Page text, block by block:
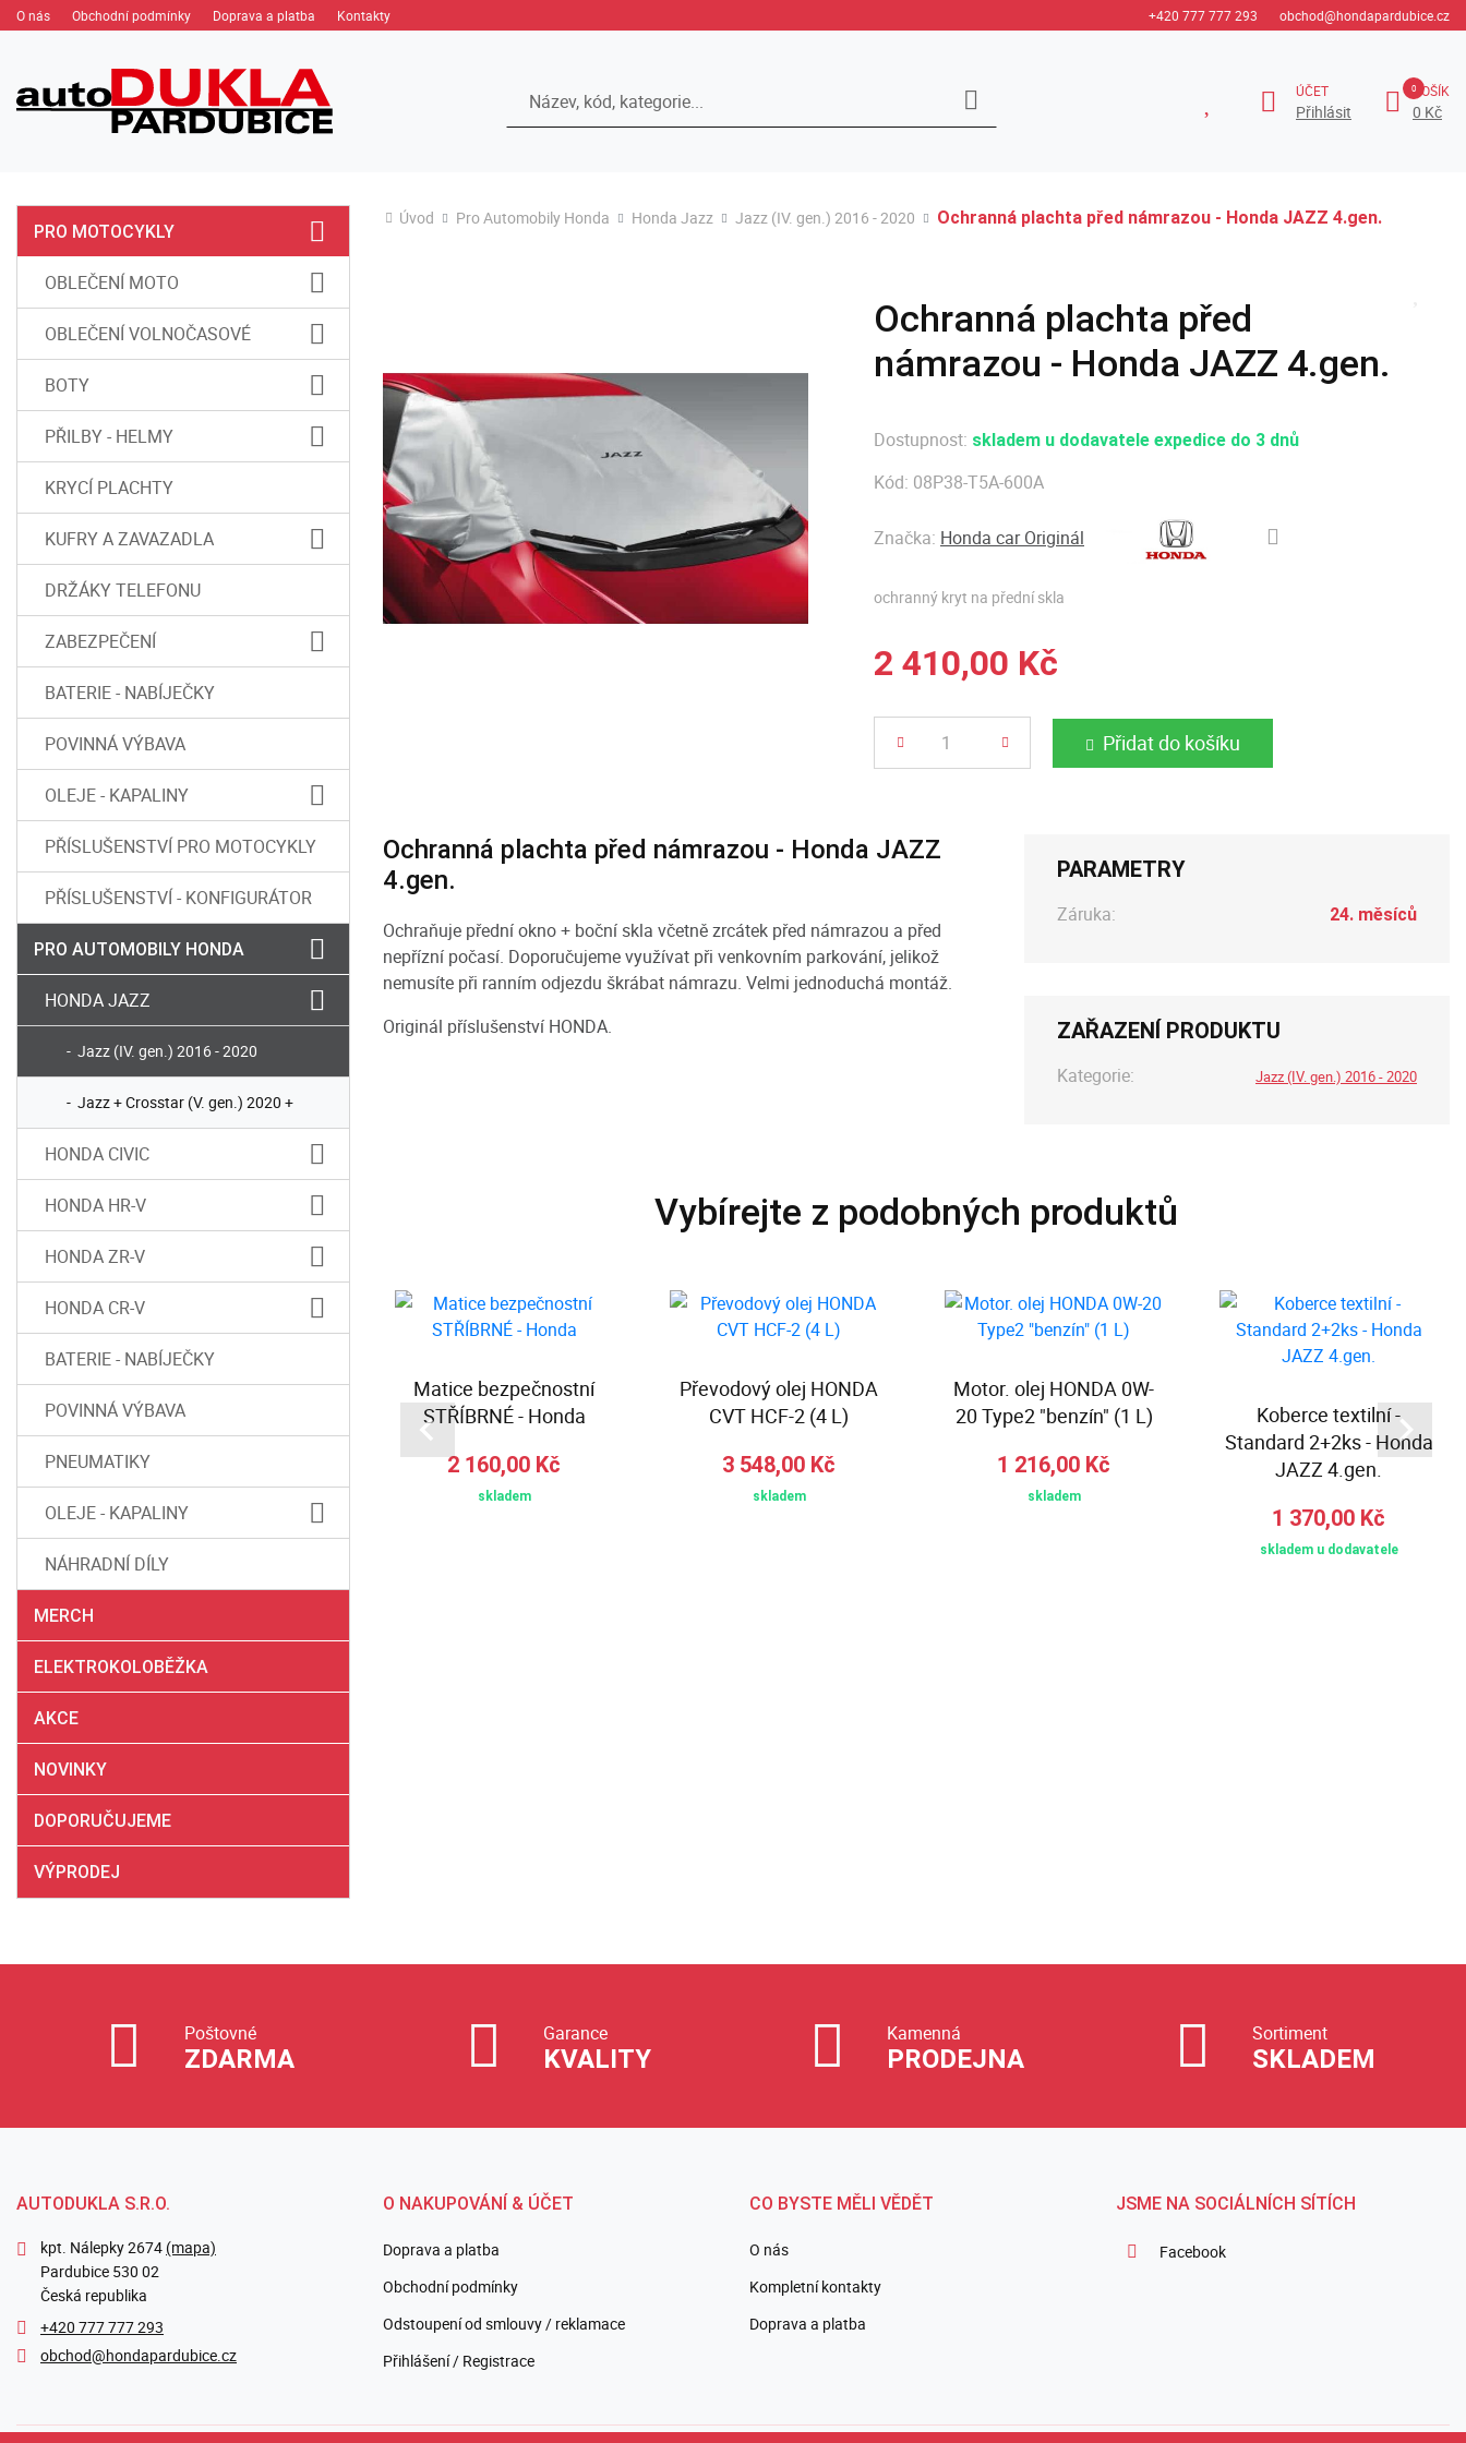
O nás Obchodní podmínky Doprava a platba Kontakty +420 777 777 293 obchod@hondapardubice.cz
ÚČET
Přihlásit
KOŠÍK
0 Kč
PRO MOTOCYKLY
OBLEČENÍ MOTO
OBLEČENÍ VOLNOČASOVÉ
BOTY
PŘILBY - HELMY
KRYCÍ PLACHTY
KUFRY A ZAVAZADLA
DRŽÁKY TELEFONU
ZABEZPEČENÍ
BATERIE - NABÍJEČKY
POVINNÁ VÝBAVA
OLEJE - KAPALINY
PŘÍSLUŠENSTVÍ PRO MOTOCYKLY
PŘÍSLUŠENSTVÍ - KONFIGURÁTOR
PRO AUTOMOBILY HONDA
HONDA JAZZ
Jazz (IV. gen.) 2016 - 2020
Jazz + Crosstar (V. gen.) 2020 +
HONDA CIVIC
HONDA HR-V
HONDA ZR-V
HONDA CR-V
BATERIE - NABÍJEČKY
POVINNÁ VÝBAVA
PNEUMATIKY
OLEJE - KAPALINY
NÁHRADNÍ DÍLY
MERCH
ELEKTROKOLOBĚŽKA
AKCE
NOVINKY
DOPORUČUJEME
VÝPRODEJ
Úvod Pro Automobily Honda Honda Jazz Jazz (IV. gen.) 2016 - 2020 Ochranná plachta před námrazou - Honda JAZZ 4.gen.
Ochranná plachta před
námrazou - Honda JAZZ 4.gen.
Dostupnost: skladem u dodavatele expedice do 3 dnů
Kód: 08P38-T5A-600A
Značka: Honda car Originál
ochranný kryt na přední skla
2 410,00 Kč
Počet Přidat do košíku
Ochranná plachta před námrazou - Honda JAZZ
4.gen.
Ochraňuje přední okno + boční skla včetně zrcátek před námrazou a před
nepřízní počasí. Doporučujeme využívat při venkovním parkování, jelikož
nemusíte při ranním odjezdu škrábat námrazu. Velmi jednoduchá montáž.
Originál příslušenství HONDA.
PARAMETRY
Záruka: 24. měsíců
ZAŘAZENÍ PRODUKTU
Kategorie: Jazz (IV. gen.) 2016 - 2020
Vybírejte z podobných produktů
-
Vana do kufru - Honda
JAZZ 4.gen.
Matice bezpečnostní
STŘÍBRNÉ - Honda
2 160,00 Kč
skladem
Převodový olej HONDA
CVT HCF-2 (4 L)
3 548,00 Kč
skladem
Motor. olej HONDA 0W-
20 Type2 "benzín" (1 L)
1 216,00 Kč
skladem
Koberce textilní -
Standard 2+2ks - Honda
JAZZ 4.gen.
1 370,00 Kč
skladem u dodavatele
Poštovné
ZDARMA
Garance
KVALITY
Kamenná
PRODEJNA
Sortiment
SKLADEM
AUTODUKLA S.R.O.
kpt. Nálepky 2674 (mapa)
Pardubice 530 02
Česká republika
+420 777 777 293
obchod@hondapardubice.cz
O NAKUPOVÁNÍ & ÚČET
Doprava a platba
Obchodní podmínky
Odstoupení od smlouvy / reklamace
Přihlášení / Registrace
CO BYSTE MĚLI VĚDĚT
O nás
Kompletní kontakty
Doprava a platba
JSME NA SOCIÁLNÍCH SÍTÍCH
Facebook